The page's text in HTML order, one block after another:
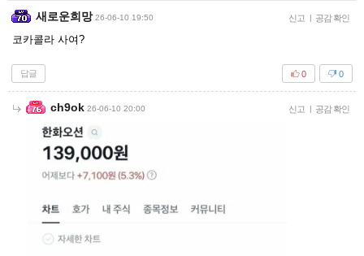
새로운희망 26-06-10 19:50 신고 | 공감 확인
코카콜라 사여?
답글 0
0
ch9ok 26-06-10 20:00 신고 | 공감 확인